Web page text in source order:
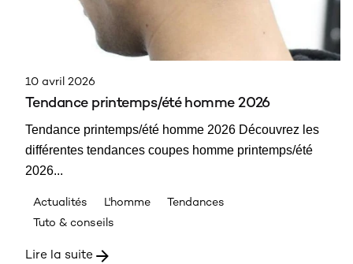
10 avril 2026
Tendance printemps/été homme 2026
Tendance printemps/été homme 2026 Découvrez les
différentes tendances coupes homme printemps/été
2026...
Actualités L'homme
Tendances
Tuto & conseils
Lire la suite